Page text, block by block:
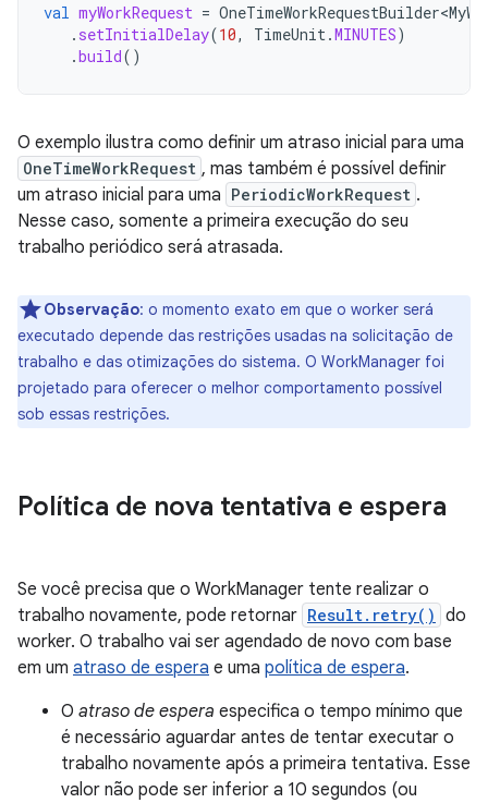
val myWorkRequest =
. setInitialDelay(10, TimeUnit.MINUTES)
.build()
O exemplo ilustra como definir um atraso inicial para uma
OneTimeWorkRequest , mas também é possível definir
um atraso inicial para uma PeriodicWorkRequest .
Nesse caso, somente a primeira execução do seu
trabalho periódico será atrasada.
Observação: o momento exato em que o worker será
executado depende das restrições usadas na solicitação de
trabalho e das otimizações do sistema. O WorkManager foi
projetado para oferecer o melhor comportamento possível
sob essas restrições.
Política de nova tentativa e espera
Se você precisa que o WorkManager tente realizar o
trabalho novamente, pode retornar Result.retry() do
worker. O trabalho vai ser agendado de novo com base
em um atraso de espera e uma política de espera.
O atraso de espera especifica o tempo mínimo que
é necessário aguardar antes de tentar executar o
trabalho novamente após a primeira tentativa. Esse
valor não pode ser inferior a 10 segundos (ou